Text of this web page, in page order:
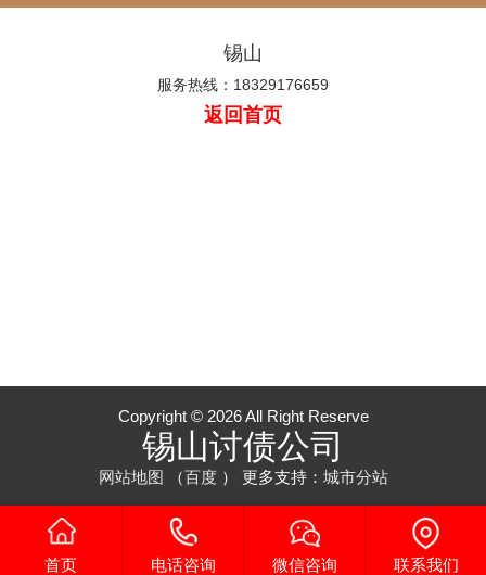
锡山
服务热线：18329176659
返回首页
Copyright © 2026 All Right Reserve
锡山讨债公司
网站地图 （百度） 更多支持： 城市分站
首页 电话咨询 微信咨询 联系我们